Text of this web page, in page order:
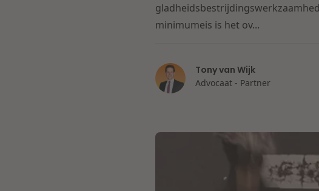
minimumeis is het ov...
Tony van Wijk
Advocaat - Partner